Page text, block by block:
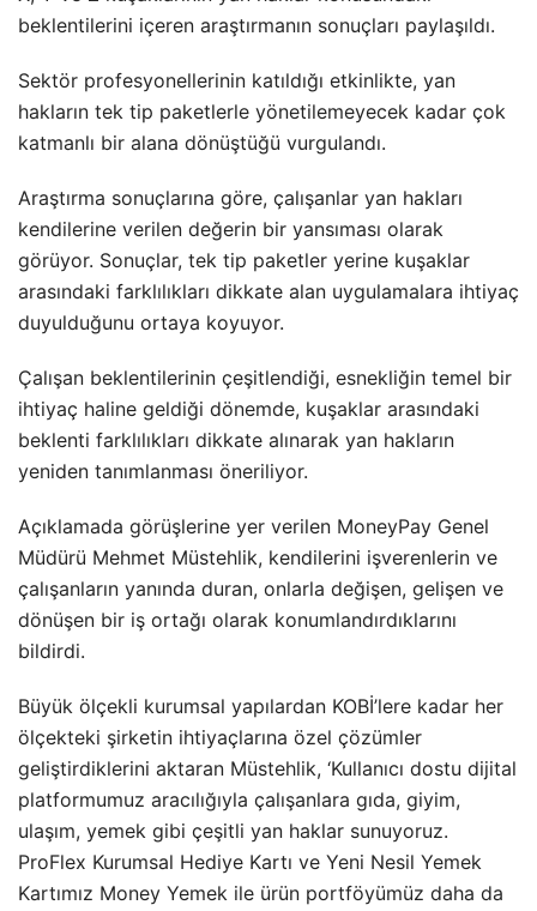
beklentilerini içeren araştırmanın sonuçları paylaşıldı.
Sektör profesyonellerinin katıldığı etkinlikte, yan
hakların tek tip paketlerle yönetilemeyecek kadar çok
katmanlı bir alana dönüştüğü vurgulandı.
Araştırma sonuçlarına göre, çalışanlar yan hakları
kendilerine verilen değerin bir yansıması olarak
görüyor. Sonuçlar, tek tip paketler yerine kuşaklar
arasındaki farklılıkları dikkate alan uygulamalara ihtiyaç
duyulduğunu ortaya koyuyor.
Çalışan beklentilerinin çeşitlendiği, esnekliğin temel bir
ihtiyaç haline geldiği dönemde, kuşaklar arasındaki
beklenti farklılıkları dikkate alınarak yan hakların
yeniden tanımlanması öneriliyor.
Açıklamada görüşlerine yer verilen MoneyPay Genel
Müdürü Mehmet Müstehlik, kendilerini işverenlerin ve
çalışanların yanında duran, onlarla değişen, gelişen ve
dönüşen bir iş ortağı olarak konumlandırdıklarını
bildirdi.
Büyük ölçekli kurumsal yapılardan KOBİ’lere kadar her
ölçekteki şirketin ihtiyaçlarına özel çözümler
geliştirdiklerini aktaran Müstehlik, ‘Kullanıcı dostu dijital
platformumuz aracılığıyla çalışanlara gıda, giyim,
ulaşım, yemek gibi çeşitli yan haklar sunuyoruz.
ProFlex Kurumsal Hediye Kartı ve Yeni Nesil Yemek
Kartımız Money Yemek ile ürün portföyümüz daha da